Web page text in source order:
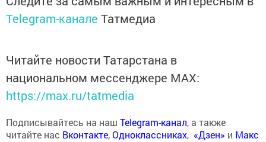
Telegram-канале Татмедиа
Читайте новости Татарстана в
национальном мессенджере MАХ:
https://max.ru/tatmedia
Подписывайтесь на наш Telegram-канал, а также
читайте нас Вконтакте,Одноклассниках, «Дзен» и Макс